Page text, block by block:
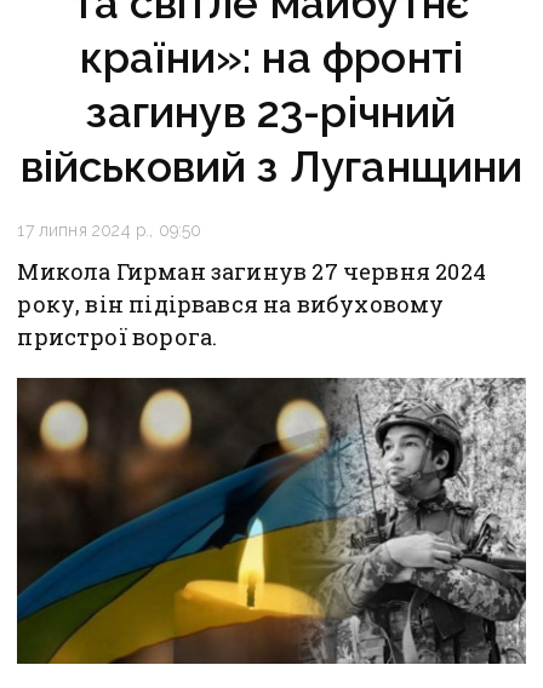
країни»: на фронті
загинув 23-річний
військовий з Луганщини
17 липня 2024 р., 09:50
Микола Гирман загинув 27 червня 2024
року, він підірвався на вибуховому
пристрої ворога.